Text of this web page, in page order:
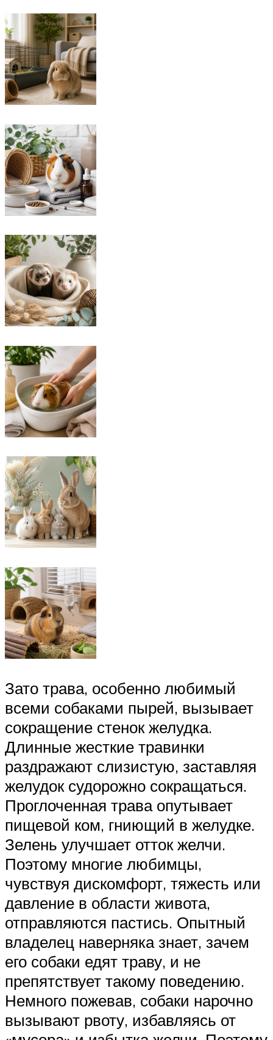
Зато трава, особенно любимый
всеми собаками пырей, вызывает
сокращение стенок желудка.
Длинные жесткие травинки
раздражают слизистую, заставляя
желудок судорожно сокращаться.
Проглоченная трава опутывает
пищевой ком, гниющий в желудке.
Зелень улучшает отток желчи.
Поэтому многие любимцы,
чувствуя дискомфорт, тяжесть или
давление в области живота,
отправляются пастись. Опытный
владелец наверняка знает, зачем
его собаки едят траву, и не
препятствует такому поведению.
Немного пожевав, собаки нарочно
вызывают рвоту, избавляясь от